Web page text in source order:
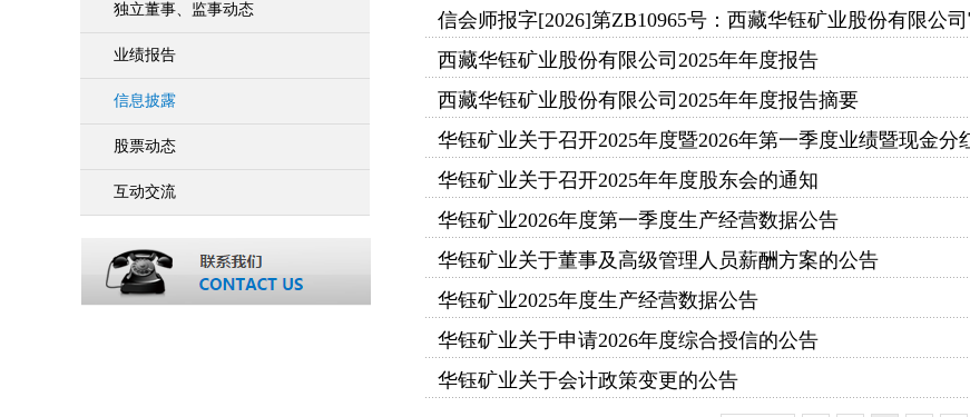
独立董事、监事动态
业绩报告
信息披露
股票动态
互动交流
信会师报字[2026]第ZB10965号：西藏华钰矿业股份有限公
西藏华钰矿业股份有限公司2025年年度报告
西藏华钰矿业股份有限公司2025年年度报告摘要
华钰矿业关于召开2025年度暨2026年第一季度业绩暨现金分
华钰矿业关于召开2025年年度股东会的通知
华钰矿业2026年度第一季度生产经营数据公告
华钰矿业关于董事及高级管理人员薪酬方案的公告
华钰矿业2025年度生产经营数据公告
华钰矿业关于申请2026年度综合授信的公告
华钰矿业关于会计政策变更的公告